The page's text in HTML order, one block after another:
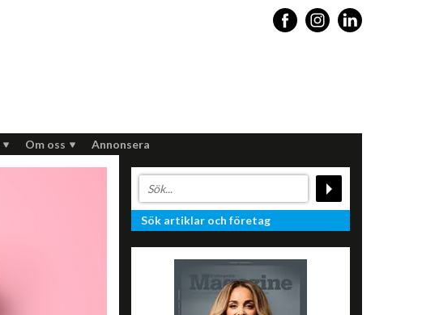
Om oss Annonsera
Sök artiklar och företag